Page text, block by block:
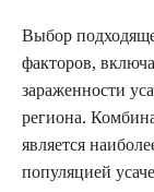
Выбор
факторов,
зараженности
региона.
является
популяцией